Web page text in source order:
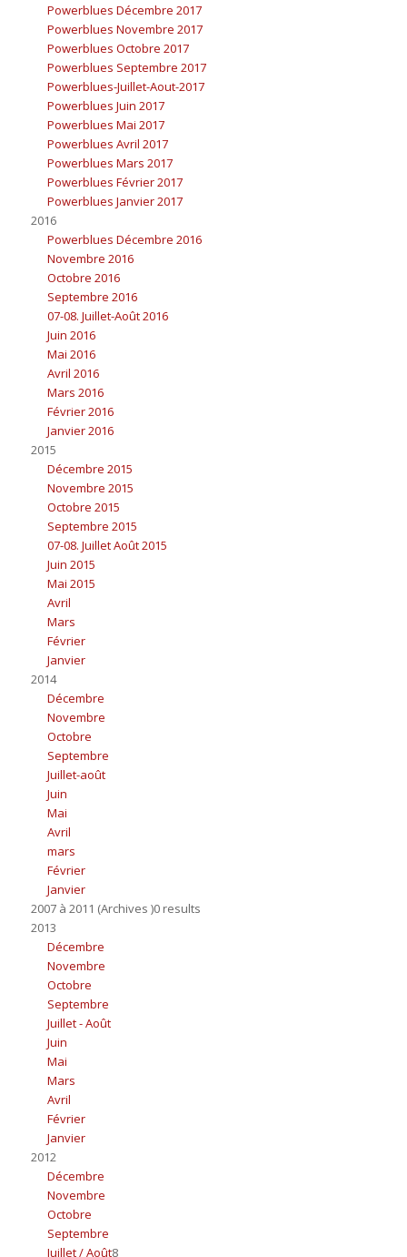
Powerblues Décembre 2017
Powerblues Novembre 2017
Powerblues Octobre 2017
Powerblues Septembre 2017
Powerblues-Juillet-Aout-2017
Powerblues Juin 2017
Powerblues Mai 2017
Powerblues Avril 2017
Powerblues Mars 2017
Powerblues Février 2017
Powerblues Janvier 2017
2016
Powerblues Décembre 2016
Novembre 2016
Octobre 2016
Septembre 2016
07-08. Juillet-Août 2016
Juin 2016
Mai 2016
Avril 2016
Mars 2016
Février 2016
Janvier 2016
2015
Décembre 2015
Novembre 2015
Octobre 2015
Septembre 2015
07-08. Juillet Août 2015
Juin 2015
Mai 2015
Avril
Mars
Février
Janvier
2014
Décembre
Novembre
Octobre
Septembre
Juillet-août
Juin
Mai
Avril
mars
Février
Janvier
2007 à 2011 (Archives )0 results
2013
Décembre
Novembre
Octobre
Septembre
Juillet - Août
Juin
Mai
Mars
Avril
Février
Janvier
2012
Décembre
Novembre
Octobre
Septembre
Juillet / Août8